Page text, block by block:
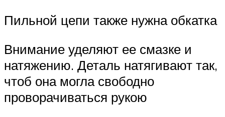
Пильной цепи также нужна обкатка
Внимание уделяют ее смазке и
натяжению. Деталь натягивают так,
чтоб она могла свободно
проворачиваться рукою